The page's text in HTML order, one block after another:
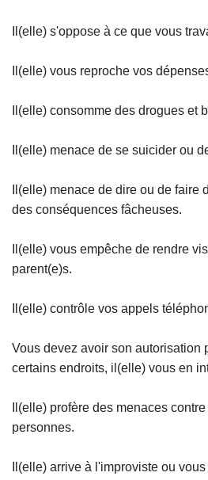
Il(elle) s'oppose à ce que vous
Il(elle) vous reproche vos
Il(elle) consomme des drogues et
Il(elle) menace de se suicider ou
Il(elle) menace de dire ou de faire
des conséquences fâcheuses.
Il(elle) vous empêche de rendre
parent(e)s.
Il(elle) contrôle vos appels
Vous devez avoir son autorisation
certains endroits, il(elle) vous en
Il(elle) profère des menaces
personnes.
Il(elle) arrive à l'improviste ou